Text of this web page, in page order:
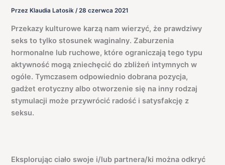
Przez Klaudia Latosik/28 czerwca 2021
Przekazy kulturowe karzą nam wierzyć, że prawdziwy
seks to tylko stosunek waginalny. Zaburzenia
hormonalne lub ruchowe, które ograniczają tego typu
aktywność mogą zniechęcić do zbliżeń intymnych w
ogóle. Tymczasem odpowiednio dobrana pozycja,
gadżet erotyczny albo otworzenie się na inny rodzaj
stymulacji może przywrócić radość i satysfakcję z
seksu.
Eksplorując ciało swoje i/lub partnera/ki można odkryć